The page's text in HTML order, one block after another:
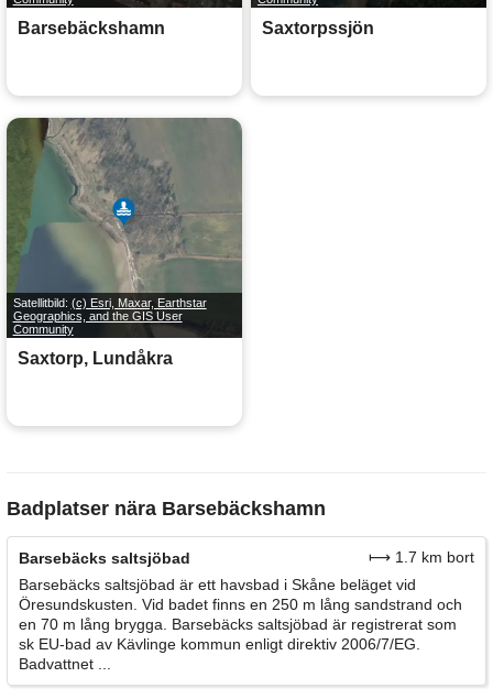
Barsebäckshamn Saxtorpssjön
Satellitbild: (c) Esri, Maxar, Earthstar
Geographics, and the GIS User
Community
Saxtorp, Lundåkra
Badplatser nära Barsebäckshamn
Barsebäcks saltsjöbad
⟼ 1.7 km bort
Barsebäcks saltsjöbad är ett havsbad i Skåne beläget vid
Öresundskusten. Vid badet finns en 250 m lång sandstrand och
en 70 m lång brygga. Barsebäcks saltsjöbad är registrerat som
sk EU-bad av Kävlinge kommun enligt direktiv 2006/7/EG.
Badvattnet ...